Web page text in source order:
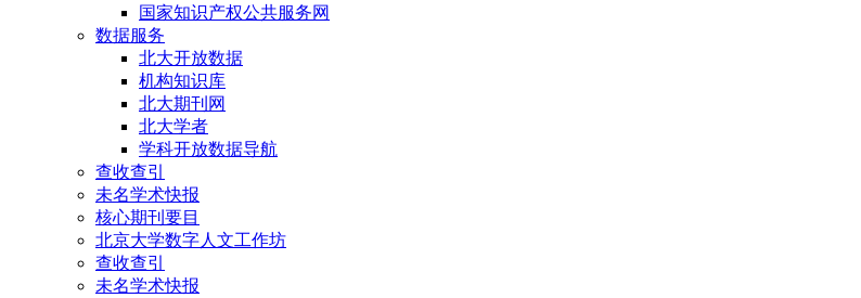
国家知识产权公共服务网
数据服务
北大开放数据
机构知识库
北大期刊网
北大学者
学科开放数据导航
查收查引
未名学术快报
核心期刊要目
北京大学数字人文工作坊
查收查引
未名学术快报